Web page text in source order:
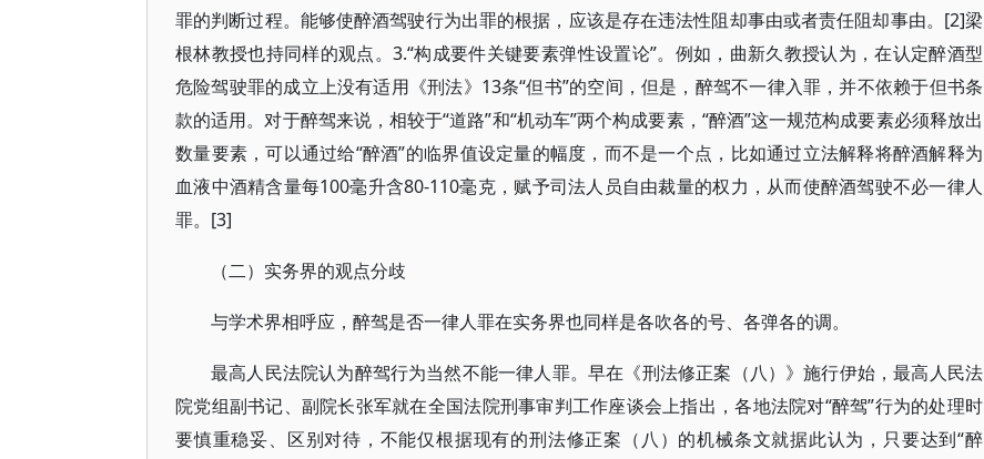
罪的判断过程。能够使醉酒驾驶行为出罪的根据，应该是存在违法性阻却事由或者责任阻却事由。[2]梁
根林教授也持同样的观点。3.“构成要件关键要素弹性设置论”。例如，曲新久教授认为，在认定醉酒型
危险驾驶罪的成立上没有适用《刑法》13条“但书”的空间，但是，醉驾不一律入罪，并不依赖于但书条
款的适用。对于醉驾来说，相较于“道路”和“机动车”两个构成要素，“醉酒”这一规范构成要素必须释放出
数量要素，可以通过给“醉酒”的临界值设定量的幅度，而不是一个点，比如通过立法解释将醉酒解释为
血液中酒精含量每100毫升含80-110毫克，赋予司法人员自由裁量的权力，从而使醉酒驾驶不必一律人
罪。[3]
（二）实务界的观点分歧
与学术界相呼应，醉驾是否一律人罪在实务界也同样是各吹各的号、各弹各的调。
最高人民法院认为醉驾行为当然不能一律人罪。早在《刑法修正案（八）》施行伊始，最高人民法
院党组副书记、副院长张军就在全国法院刑事审判工作座谈会上指出，各地法院对“醉驾”行为的处理时
要慎重稳妥、区别对待，不能仅根据现有的刑法修正案（八）的机械条文就据此认为，只要达到“醉